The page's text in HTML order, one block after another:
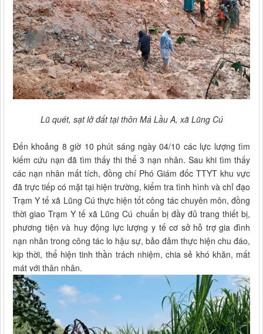
Lũ quét, sạt lở đất tại thôn Má Lầu A, xã Lũng Cú
Đến khoảng 8 giờ 10 phút sáng ngày 04/10 các lực lượng tìm
kiếm cứu nạn đã tìm thấy thi thể 3 nạn nhân. Sau khi tìm thấy
các nạn nhân mất tích, đồng chí Phó Giám đốc TTYT khu vực
đã trực tiếp có mặt tại hiện trường, kiểm tra tình hình và chỉ đạo
Trạm Y tế xã Lũng Cú thực hiện tốt công tác chuyên môn, đồng
thời giao Trạm Y tế xã Lũng Cú chuẩn bị đầy đủ trang thiết bị,
phương tiện và huy động lực lượng y tế cơ sở hỗ trợ gia đình
nạn nhân trong công tác lo hậu sự, bảo đảm thực hiện chu đáo,
kịp thời, thể hiện tinh thần trách nhiệm, chia sẻ khó khăn, mất
mát với thân nhân.